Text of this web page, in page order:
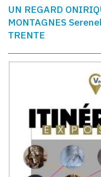
UN REGARD
MONTAGNES
TRENTE